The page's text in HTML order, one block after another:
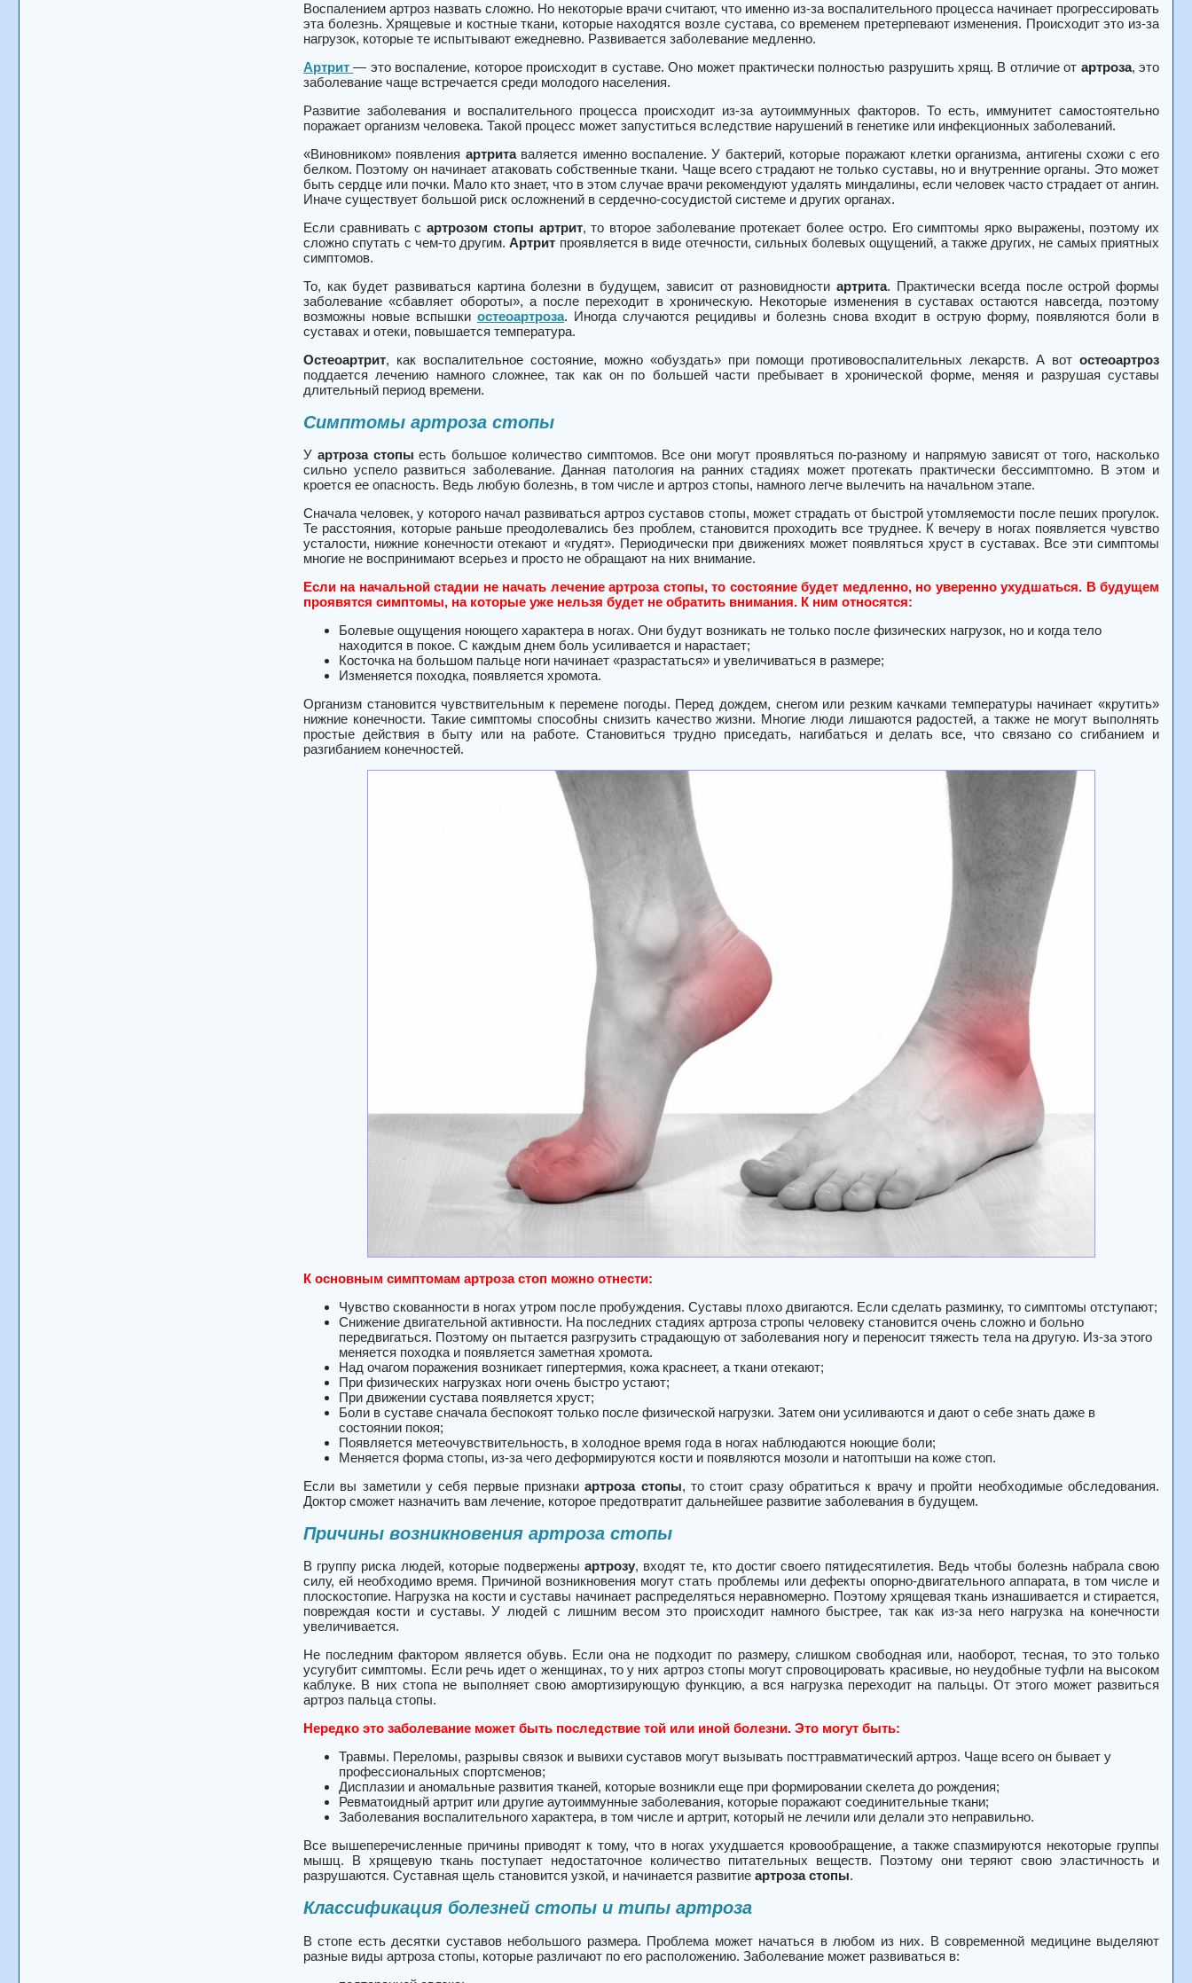
Воспалением артроз назвать сложно. Но некоторые врачи считают, что именно из-за воспалительного процесса начинает прогрессировать
эта болезнь. Хрящевые и костные ткани, которые находятся возле сустава, со временем претерпевают изменения. Происходит это из-за
нагрузок, которые те испытывают ежедневно. Развивается заболевание медленно.
Артрит— это воспаление, которое происходит в суставе. Оно может практически полностью разрушить хрящ. В отличие от артроза, это
заболевание чаще встречается среди молодого населения.
Развитие заболевания и воспалительного процесса происходит из-за аутоиммунных факторов. То есть, иммунитет самостоятельно
поражает организм человека. Такой процесс может запуститься вследствие нарушений в генетике или инфекционных заболеваний.
«Виновником» появления артрита валяется именно воспаление. У бактерий, которые поражают клетки организма, антигены схожи с его
белком. Поэтому он начинает атаковать собственные ткани. Чаще всего страдают не только суставы, но и внутренние органы. Это может
быть сердце или почки. Мало кто знает, что в этом случае врачи рекомендуют удалять миндалины, если человек часто страдает от ангин.
Иначе существует большой риск осложнений в сердечно-сосудистой системе и других органах.
Если сравнивать сартрозом стопы артрит, то второе заболевание протекает более остро. Его симптомы ярко выражены, поэтому их
сложно спутать с чем-то другим.Артрит проявляется в виде отечности, сильных болевых ощущений, а также других, не самых приятных
симптомов.
То, как будет развиваться картина болезни в будущем, зависит от разновидности артрита. Практически всегда после острой формы
заболевание «сбавляет обороты», а после переходит в хроническую. Некоторые изменения в суставах остаются навсегда, поэтому
возможны новые вспышки остеоартроза. Иногда случаются рецидивы и болезнь снова входит в острую форму, появляются боли в
суставах и отеки, повышается температура.
Остеоартрит, как воспалительное состояние, можно «обуздать» при помощи противовоспалительных лекарств. А вот остеоартроз
поддается лечению намного сложнее, так как он по большей части пребывает в хронической форме, меняя и разрушая суставы
длительный период времени.
Симптомы артроза стопы
У артроза стопы есть большое количество симптомов. Все они могут проявляться по-разному и напрямую зависят от того, насколько
сильно успело развиться заболевание. Данная патология на ранних стадиях может протекать практически бессимптомно. В этом и
кроется ее опасность. Ведь любую болезнь, в том числе и артроз стопы, намного легче вылечить на начальном этапе.
Сначала человек, у которого начал развиваться артроз суставов стопы, может страдать от быстрой утомляемости после пеших прогулок.
Те расстояния, которые раньше преодолевались без проблем, становится проходить все труднее. К вечеру в ногах появляется чувство
усталости, нижние конечности отекают и «гудят». Периодически при движениях может появляться хруст в суставах. Все эти симптомы
многие не воспринимают всерьез и просто не обращают на них внимание.
Если на начальной стадии не начать лечение артроза стопы, то состояние будет медленно, но уверенно ухудшаться. В будущем
проявятся симптомы, на которые уже нельзя будет не обратить внимания. К ним относятся:
Болевые ощущения ноющего характера в ногах. Они будут возникать не только после физических нагрузок, но и когда тело
находится в покое. С каждым днем боль усиливается и нарастает;
Косточка на большом пальце ноги начинает «разрастаться» и увеличиваться в размере;
Изменяется походка, появляется хромота.
Организм становится чувствительным к перемене погоды. Перед дождем, снегом или резким качками температуры начинает «крутить»
нижние конечности. Такие симптомы способны снизить качество жизни. Многие люди лишаются радостей, а также не могут выполнять
простые действия в быту или на работе. Становиться трудно приседать, нагибаться и делать все, что связано со сгибанием и
разгибанием конечностей.
К основным симптомам артрозастоп можно отнести:
Чувство скованности в ногах утром после пробуждения. Суставы плохо двигаются. Если сделать разминку, то симптомы отступают;
Снижение двигательной активности. На последних стадиях артроза стропы человеку становится очень сложно и больно
передвигаться. Поэтому он пытается разгрузить страдающую от заболевания ногу и переносит тяжесть тела на другую. Из-за этого
меняется походка и появляется заметная хромота.
Над очагом поражения возникает гипертермия, кожа краснеет, а ткани отекают;
При физических нагрузках ноги очень быстро устают;
При движении сустава появляется хруст;
Боли в суставе сначала беспокоят только после физической нагрузки. Затем они усиливаются и дают о себе знать даже в
состоянии покоя;
Появляется метеочувствительность, в холодное время года в ногах наблюдаются ноющие боли;
Меняется форма стопы, из-за чего деформируются кости и появляются мозоли и натоптыши на коже стоп.
Если вы заметили у себя первые признакиартроза стопы, то стоит сразу обратиться к врачу и пройти необходимые обследования.
Доктор сможет назначить вам лечение, которое предотвратит дальнейшее развитие заболевания в будущем.
Причины возникновения артроза стопы
В группу риска людей, которые подверженыартрозу, входят те, кто достиг своего пятидесятилетия. Ведь чтобы болезнь набрала свою
силу, ей необходимо время. Причиной возникновения могут стать проблемы или дефекты опорно-двигательного аппарата, в том числе и
плоскостопие. Нагрузка на кости и суставы начинает распределяться неравномерно. Поэтому хрящевая ткань изнашивается и стирается,
повреждая кости и суставы. У людей с лишним весом это происходит намного быстрее, так как из-за него нагрузка на конечности
увеличивается.
Не последним фактором является обувь. Если она не подходит по размеру, слишком свободная или, наоборот, тесная, то это только
усугубит симптомы. Если речь идет о женщинах, то у них артроз стопы могут спровоцировать красивые, но неудобные туфли на высоком
каблуке. В них стопа не выполняет свою амортизирующую функцию, а вся нагрузка переходит на пальцы. От этого может развиться
артроз пальца стопы.
Нередко это заболевание может быть последствие той или иной болезни. Это могут быть:
Травмы. Переломы, разрывы связок и вывихи суставов могут вызывать посттравматический артроз. Чаще всего он бывает у
профессиональных спортсменов;
Дисплазии и аномальные развития тканей, которые возникли еще при формировании скелета до рождения;
Ревматоидный артрит или другие аутоиммунные заболевания, которые поражают соединительные ткани;
Заболевания воспалительного характера, в том числе и артрит, который не лечили или делали это неправильно.
Все вышеперечисленные причины приводят к тому, что в ногах ухудшается кровообращение, а также спазмируются некоторые группы
мышц. В хрящевую ткань поступает недостаточное количество питательных веществ. Поэтому они теряют свою эластичность и
разрушаются. Суставная щель становится узкой, и начинается развитие артроза стопы.
Классификация болезней стопы и типы артроза
В стопе есть десятки суставов небольшого размера. Проблема может начаться в любом из них. В современной медицине выделяют
разные виды артроза стопы, которые различают по его расположению. Заболевание может развиваться в: